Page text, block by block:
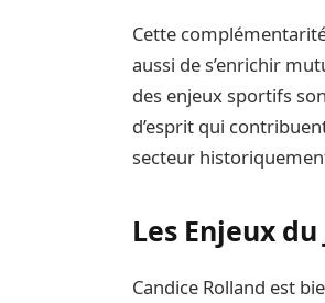
Cette
aussi de s’enrichir
des enjeux sportifs
d’esprit qui
secteur
Les Enjeux
Candice Rolland est